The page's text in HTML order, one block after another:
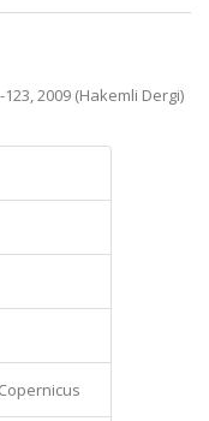
123, 2009 (Hakemli Dergi)